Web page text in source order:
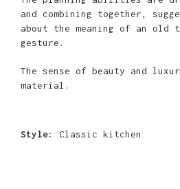
and combining together,
about the meaning of an old
gesture.
The sense of beauty and
material.
Style: Classic kitchen